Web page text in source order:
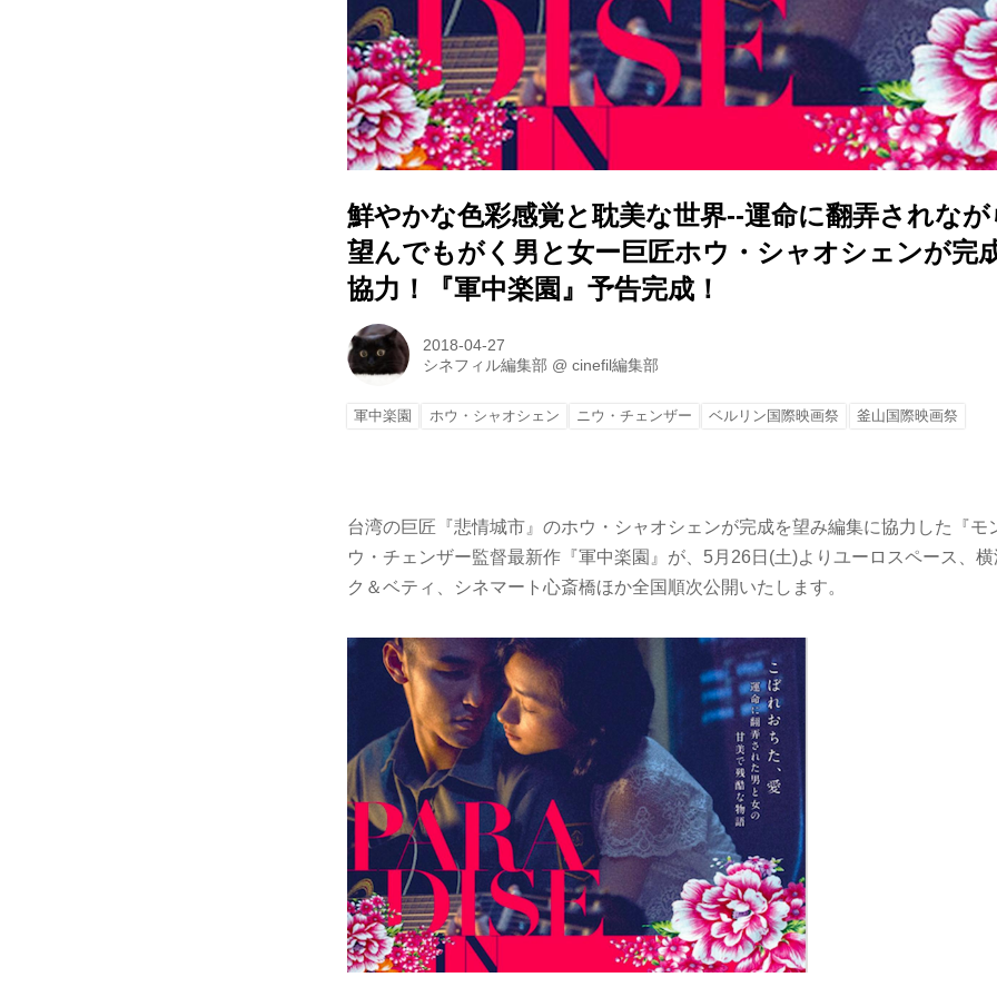
鮮やかな色彩感覚と耽美な世界--運命に翻弄されな
望んでもがく男と女ー巨匠ホウ・シャオシェンが完
協力！『軍中楽園』予告完成！
2018-04-27
シネフィル編集部 @cinefil編集部
軍中楽園 ホウ・シャオシェン ニウ・チェンザー ベルリン国際映画祭 釜山国際映画祭
台湾の巨匠『悲情城市』のホウ・シャオシェンが完成を望み編集に協力した『モ
ウ・チェンザー監督最新作『軍中楽園』が、5月26日(土)よりユーロスペース、
ク＆ベティ、シネマート心斎橋ほか全国順次公開いたします。